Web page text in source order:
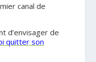
canal de
d’envisager de
quitter son